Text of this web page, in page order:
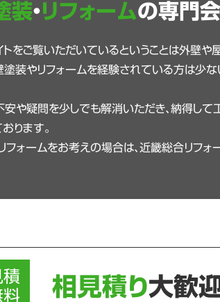
装・リフォームの専門
をご覧いただいているということは外壁や
装やリフォームを経験されている方は少
や疑問を少しでも解消いただき、納得して
ります。
フォームをお考えの場合は、近畿総合リフォ
積
料
相見積り大歓迎